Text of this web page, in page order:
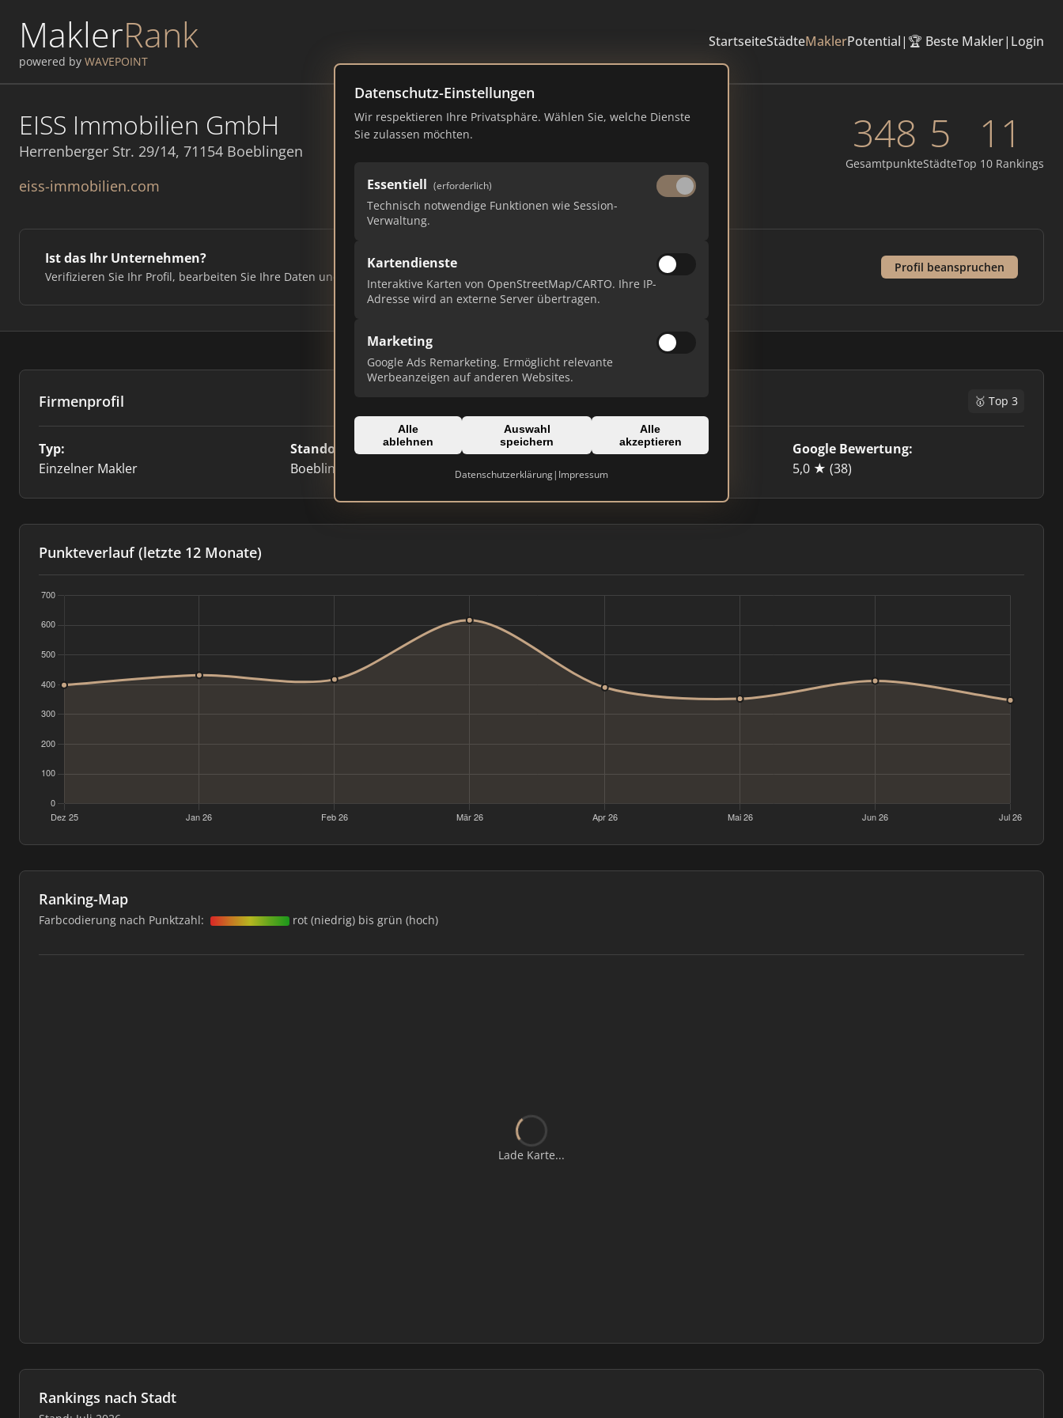
MaklerRank
powered by WAVEPOINT
StartseiteStädteMaklerPotential| 🏆 Beste Makler| Login
Datenschutz-Einstellungen
Wir respektieren Ihre Privatsphäre. Wählen Sie, welche Dienste
Sie zulassen möchten.
Essentiell (erforderlich)
Technisch notwendige Funktionen wie Session-
Verwaltung.
Kartendienste
Interaktive Karten von OpenStreetMap/CARTO. Ihre IP-
Adresse wird an externe Server übertragen.
Marketing
Google Ads Remarketing. Ermöglicht relevante
Werbeanzeigen auf anderen Websites.
Alle
ablehnen
Auswahl
speichern
Alle
akzeptieren
Datenschutzerklärung| Impressum
EISS Immobilien GmbH
Herrenberger Str. 29/14, 71154 Boeblingen
eiss-immobilien.com
348
Gesamtpunkte
5
Städte
11
Top 10 Rankings
Ist das Ihr Unternehmen?
Verifizieren Sie Ihr Profil, bearbeiten Sie Ihre Daten und erhalten Sie monatliche Ranking-Updates.
Profil beanspruchen
Firmenprofil 🥇 Top 3
Typ:
Einzelner Makler
Standort:
Boeblingen
Domain:
eiss-immobilien.com
Google Bewertung:
5,0 ★ (38)
Punkteverlauf (letzte 12 Monate)
Ranking-Map
Farbcodierung nach Punktzahl: rot (niedrig) bis grün (hoch)
Lade Karte...
Rankings nach Stadt